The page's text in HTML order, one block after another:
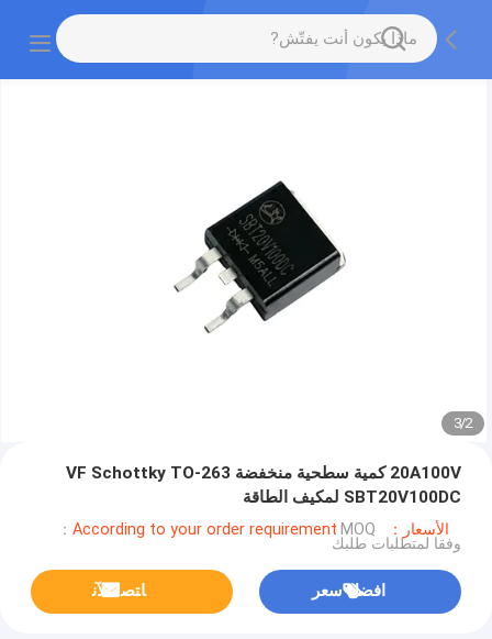
2
/
3
20A100V كمية سطحية منخفضة VF Schottky TO-263
SBT20V100DC لمكيف الطاقة
الأسعار：According to your order requirement MOQ：
وفقا لمتطلبات طلبك
افضل سعر ﺎﺘﺼﻟ ﺍﻶﻧ